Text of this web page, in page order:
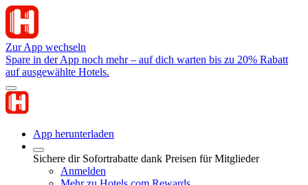
Zur App wechseln
Spare in der App noch mehr – auf dich warten bis zu 20% Rabatt
auf ausgewählte Hotels.
App herunterladen
Sichere dir Sofortrabatte dank Preisen für Mitglieder
Anmelden